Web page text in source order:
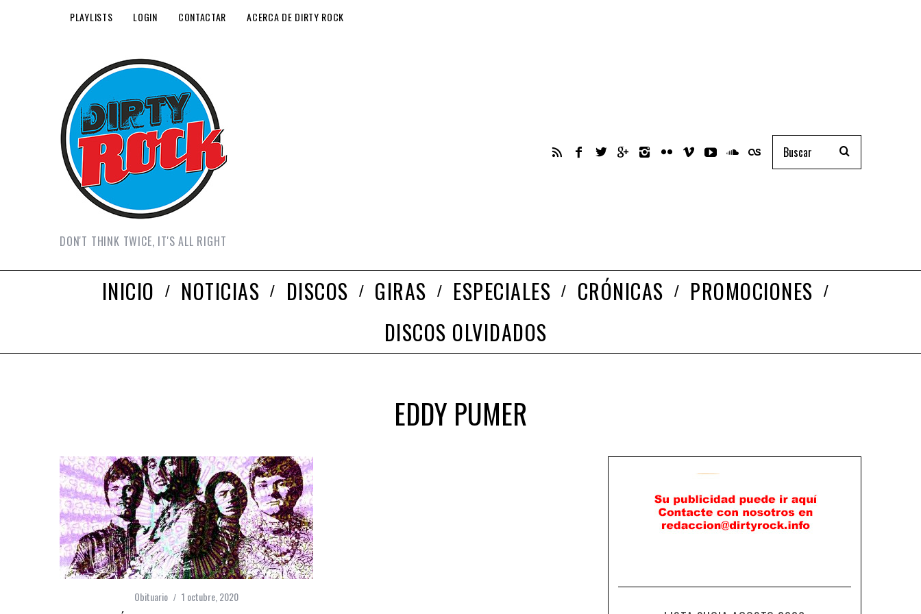
PLAYLISTS LOGIN CONTACTAR ACERCA DE DIRTY ROCK
DON'T THINK TWICE, IT'S ALL RIGHT
INICIO NOTICIAS DISCOS GIRAS ESPECIALES CRÓNICAS
PROMOCIONES
DISCOS OLVIDADOS
EDDY PUMER
Obituario 1 octubre, 2020